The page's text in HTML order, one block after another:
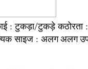
:टुकड़ा/टुकड़े कठोरता
साइज : अलग अलग